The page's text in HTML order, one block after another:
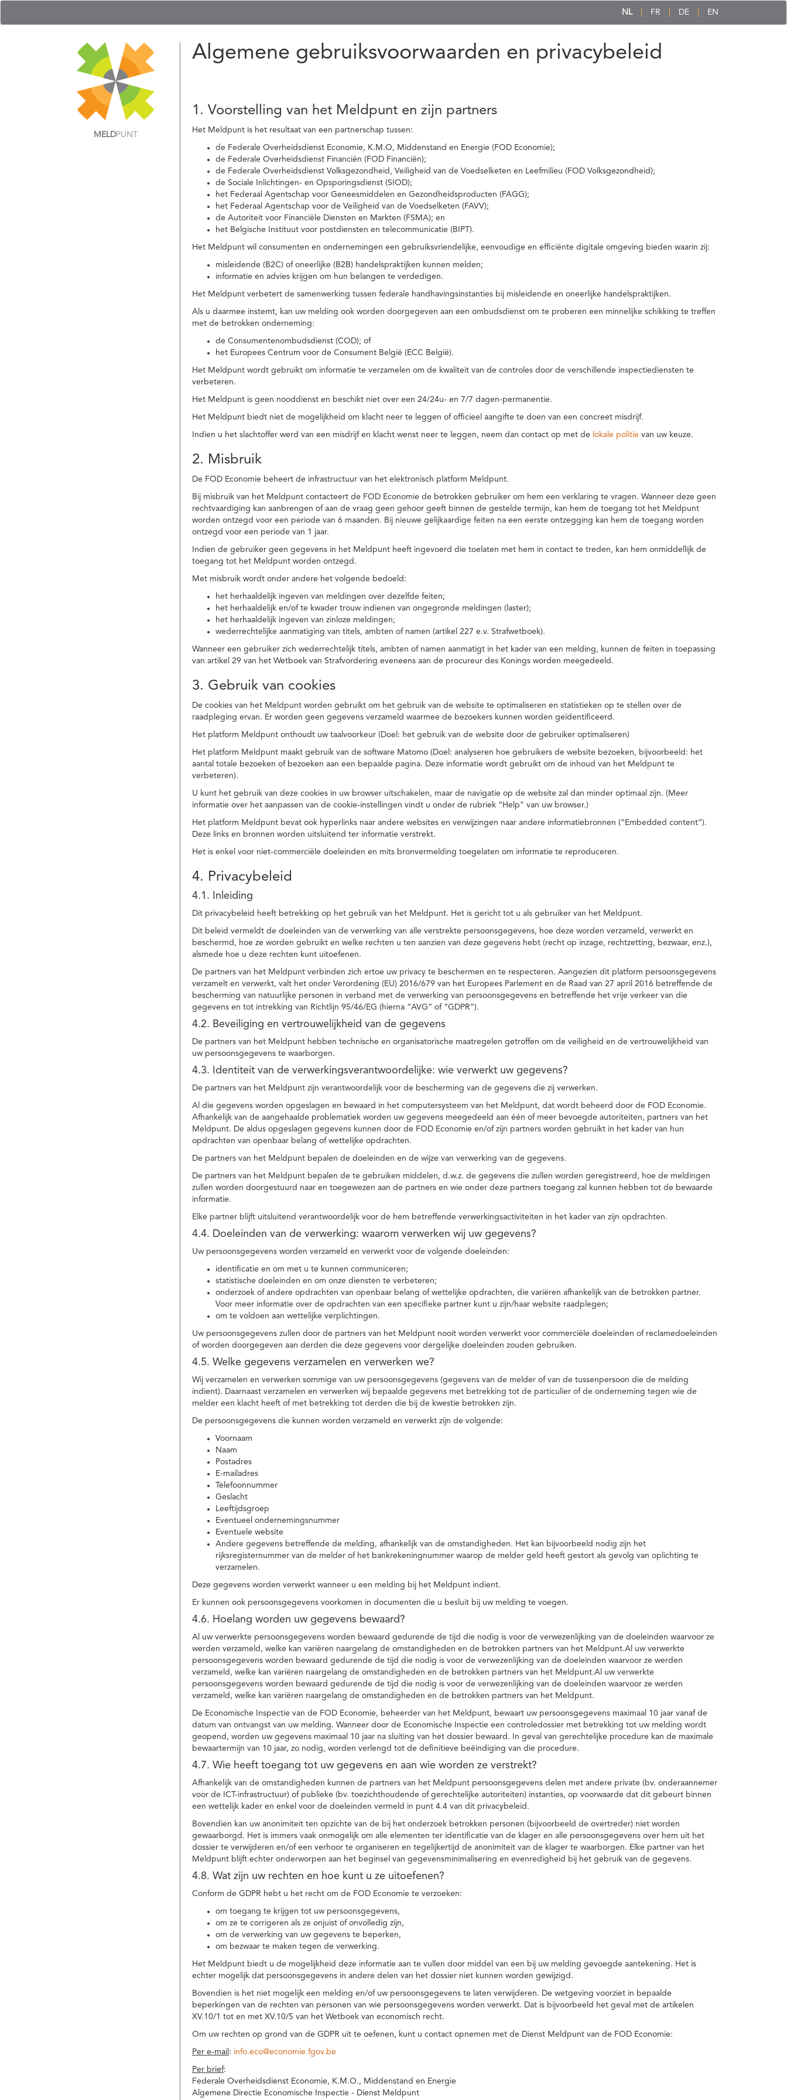
NL FR DE EN
MELDPUNT
Algemene gebruiksvoorwaarden en privacybeleid
1. Voorstelling van het Meldpunt en zijn partners
Het Meldpunt is het resultaat van een partnerschap tussen:
de Federale Overheidsdienst Economie, K.M.O, Middenstand en Energie (FOD Economie);
de Federale Overheidsdienst Financiën (FOD Financiën);
de Federale Overheidsdienst Volksgezondheid, Veiligheid van de Voedselketen en Leefmilieu (FOD Volksgezondheid);
de Sociale Inlichtingen- en Opsporingsdienst (SIOD);
het Federaal Agentschap voor Geneesmiddelen en Gezondheidsproducten (FAGG);
het Federaal Agentschap voor de Veiligheid van de Voedselketen (FAVV);
de Autoriteit voor Financiële Diensten en Markten (FSMA); en
het Belgische Instituut voor postdiensten en telecommunicatie (BIPT).
Het Meldpunt wil consumenten en ondernemingen een gebruiksvriendelijke, eenvoudige en efficiënte digitale omgeving bieden waarin zij:
misleidende (B2C) of oneerlijke (B2B) handelspraktijken kunnen melden;
informatie en advies krijgen om hun belangen te verdedigen.
Het Meldpunt verbetert de samenwerking tussen federale handhavingsinstanties bij misleidende en oneerlijke handelspraktijken.
Als u daarmee instemt, kan uw melding ook worden doorgegeven aan een ombudsdienst om te proberen een minnelijke schikking te treffen
met de betrokken onderneming:
de Consumentenombudsdienst (COD); of
het Europees Centrum voor de Consument België (ECC België).
Het Meldpunt wordt gebruikt om informatie te verzamelen om de kwaliteit van de controles door de verschillende inspectiediensten te
verbeteren.
Het Meldpunt is geen nooddienst en beschikt niet over een 24/24u- en 7/7 dagen-permanentie.
Het Meldpunt biedt niet de mogelijkheid om klacht neer te leggen of officieel aangifte te doen van een concreet misdrijf.
Indien u het slachtoffer werd van een misdrijf en klacht wenst neer te leggen, neem dan contact op met de lokale politie van uw keuze.
2. Misbruik
De FOD Economie beheert de infrastructuur van het elektronisch platform Meldpunt.
Bij misbruik van het Meldpunt contacteert de FOD Economie de betrokken gebruiker om hem een verklaring te vragen. Wanneer deze geen
rechtvaardiging kan aanbrengen of aan de vraag geen gehoor geeft binnen de gestelde termijn, kan hem de toegang tot het Meldpunt
worden ontzegd voor een periode van 6 maanden. Bij nieuwe gelijkaardige feiten na een eerste ontzegging kan hem de toegang worden
ontzegd voor een periode van 1 jaar.
Indien de gebruiker geen gegevens in het Meldpunt heeft ingevoerd die toelaten met hem in contact te treden, kan hem onmiddellijk de
toegang tot het Meldpunt worden ontzegd.
Met misbruik wordt onder andere het volgende bedoeld:
het herhaaldelijk ingeven van meldingen over dezelfde feiten;
het herhaaldelijk en/of te kwader trouw indienen van ongegronde meldingen (laster);
het herhaaldelijk ingeven van zinloze meldingen;
wederrechtelijke aanmatiging van titels, ambten of namen (artikel 227 e.v. Strafwetboek).
Wanneer een gebruiker zich wederrechtelijk titels, ambten of namen aanmatigt in het kader van een melding, kunnen de feiten in toepassing
van artikel 29 van het Wetboek van Strafvordering eveneens aan de procureur des Konings worden meegedeeld.
3. Gebruik van cookies
De cookies van het Meldpunt worden gebruikt om het gebruik van de website te optimaliseren en statistieken op te stellen over de
raadpleging ervan. Er worden geen gegevens verzameld waarmee de bezoekers kunnen worden geïdentificeerd.
Het platform Meldpunt onthoudt uw taalvoorkeur (Doel: het gebruik van de website door de gebruiker optimaliseren)
Het platform Meldpunt maakt gebruik van de software Matomo (Doel: analyseren hoe gebruikers de website bezoeken, bijvoorbeeld: het
aantal totale bezoeken of bezoeken aan een bepaalde pagina. Deze informatie wordt gebruikt om de inhoud van het Meldpunt te
verbeteren).
U kunt het gebruik van deze cookies in uw browser uitschakelen, maar de navigatie op de website zal dan minder optimaal zijn. (Meer
informatie over het aanpassen van de cookie-instellingen vindt u onder de rubriek “Help” van uw browser.)
Het platform Meldpunt bevat ook hyperlinks naar andere websites en verwijzingen naar andere informatiebronnen (“Embedded content”).
Deze links en bronnen worden uitsluitend ter informatie verstrekt.
Het is enkel voor niet-commerciële doeleinden en mits bronvermelding toegelaten om informatie te reproduceren.
4. Privacybeleid
4.1. Inleiding
Dit privacybeleid heeft betrekking op het gebruik van het Meldpunt. Het is gericht tot u als gebruiker van het Meldpunt.
Dit beleid vermeldt de doeleinden van de verwerking van alle verstrekte persoonsgegevens, hoe deze worden verzameld, verwerkt en
beschermd, hoe ze worden gebruikt en welke rechten u ten aanzien van deze gegevens hebt (recht op inzage, rechtzetting, bezwaar, enz.),
alsmede hoe u deze rechten kunt uitoefenen.
De partners van het Meldpunt verbinden zich ertoe uw privacy te beschermen en te respecteren. Aangezien dit platform persoonsgegevens
verzamelt en verwerkt, valt het onder Verordening (EU) 2016/679 van het Europees Parlement en de Raad van 27 april 2016 betreffende de
bescherming van natuurlijke personen in verband met de verwerking van persoonsgegevens en betreffende het vrije verkeer van die
gegevens en tot intrekking van Richtlijn 95/46/EG (hierna “AVG” of “GDPR”).
4.2. Beveiliging en vertrouwelijkheid van de gegevens
De partners van het Meldpunt hebben technische en organisatorische maatregelen getroffen om de veiligheid en de vertrouwelijkheid van
uw persoonsgegevens te waarborgen.
4.3. Identiteit van de verwerkingsverantwoordelijke: wie verwerkt uw gegevens?
De partners van het Meldpunt zijn verantwoordelijk voor de bescherming van de gegevens die zij verwerken.
Al die gegevens worden opgeslagen en bewaard in het computersysteem van het Meldpunt, dat wordt beheerd door de FOD Economie.
Afhankelijk van de aangehaalde problematiek worden uw gegevens meegedeeld aan één of meer bevoegde autoriteiten, partners van het
Meldpunt. De aldus opgeslagen gegevens kunnen door de FOD Economie en/of zijn partners worden gebruikt in het kader van hun
opdrachten van openbaar belang of wettelijke opdrachten.
De partners van het Meldpunt bepalen de doeleinden en de wijze van verwerking van de gegevens.
De partners van het Meldpunt bepalen de te gebruiken middelen, d.w.z. de gegevens die zullen worden geregistreerd, hoe de meldingen
zullen worden doorgestuurd naar en toegewezen aan de partners en wie onder deze partners toegang zal kunnen hebben tot de bewaarde
informatie.
Elke partner blijft uitsluitend verantwoordelijk voor de hem betreffende verwerkingsactiviteiten in het kader van zijn opdrachten.
4.4. Doeleinden van de verwerking: waarom verwerken wij uw gegevens?
Uw persoonsgegevens worden verzameld en verwerkt voor de volgende doeleinden:
identificatie en om met u te kunnen communiceren;
statistische doeleinden en om onze diensten te verbeteren;
onderzoek of andere opdrachten van openbaar belang of wettelijke opdrachten, die variëren afhankelijk van de betrokken partner.
Voor meer informatie over de opdrachten van een specifieke partner kunt u zijn/haar website raadplegen;
om te voldoen aan wettelijke verplichtingen.
Uw persoonsgegevens zullen door de partners van het Meldpunt nooit worden verwerkt voor commerciële doeleinden of reclamedoeleinden
of worden doorgegeven aan derden die deze gegevens voor dergelijke doeleinden zouden gebruiken.
4.5. Welke gegevens verzamelen en verwerken we?
Wij verzamelen en verwerken sommige van uw persoonsgegevens (gegevens van de melder of van de tussenpersoon die de melding
indient). Daarnaast verzamelen en verwerken wij bepaalde gegevens met betrekking tot de particulier of de onderneming tegen wie de
melder een klacht heeft of met betrekking tot derden die bij de kwestie betrokken zijn.
De persoonsgegevens die kunnen worden verzameld en verwerkt zijn de volgende:
Voornaam
Naam
Postadres
E-mailadres
Telefoonnummer
Geslacht
Leeftijdsgroep
Eventueel ondernemingsnummer
Eventuele website
Andere gegevens betreffende de melding, afhankelijk van de omstandigheden. Het kan bijvoorbeeld nodig zijn het
rijksregisternummer van de melder of het bankrekeningnummer waarop de melder geld heeft gestort als gevolg van oplichting te
verzamelen.
Deze gegevens worden verwerkt wanneer u een melding bij het Meldpunt indient.
Er kunnen ook persoonsgegevens voorkomen in documenten die u besluit bij uw melding te voegen.
4.6. Hoelang worden uw gegevens bewaard?
Al uw verwerkte persoonsgegevens worden bewaard gedurende de tijd die nodig is voor de verwezenlijking van de doeleinden waarvoor ze
werden verzameld, welke kan variëren naargelang de omstandigheden en de betrokken partners van het Meldpunt.Al uw verwerkte
persoonsgegevens worden bewaard gedurende de tijd die nodig is voor de verwezenlijking van de doeleinden waarvoor ze werden
verzameld, welke kan variëren naargelang de omstandigheden en de betrokken partners van het Meldpunt.Al uw verwerkte
persoonsgegevens worden bewaard gedurende de tijd die nodig is voor de verwezenlijking van de doeleinden waarvoor ze werden
verzameld, welke kan variëren naargelang de omstandigheden en de betrokken partners van het Meldpunt.
De Economische Inspectie van de FOD Economie, beheerder van het Meldpunt, bewaart uw persoonsgegevens maximaal 10 jaar vanaf de
datum van ontvangst van uw melding. Wanneer door de Economische Inspectie een controledossier met betrekking tot uw melding wordt
geopend, worden uw gegevens maximaal 10 jaar na sluiting van het dossier bewaard. In geval van gerechtelijke procedure kan de maximale
bewaartermijn van 10 jaar, zo nodig, worden verlengd tot de definitieve beëindiging van die procedure.
4.7. Wie heeft toegang tot uw gegevens en aan wie worden ze verstrekt?
Afhankelijk van de omstandigheden kunnen de partners van het Meldpunt persoonsgegevens delen met andere private (bv. onderaannemer
voor de ICT-infrastructuur) of publieke (bv. toezichthoudende of gerechtelijke autoriteiten) instanties, op voorwaarde dat dit gebeurt binnen
een wettelijk kader en enkel voor de doeleinden vermeld in punt 4.4 van dit privacybeleid.
Bovendien kan uw anonimiteit ten opzichte van de bij het onderzoek betrokken personen (bijvoorbeeld de overtreder) niet worden
gewaarborgd. Het is immers vaak onmogelijk om alle elementen ter identificatie van de klager en alle persoonsgegevens over hem uit het
dossier te verwijderen en/of een verhoor te organiseren en tegelijkertijd de anonimiteit van de klager te waarborgen. Elke partner van het
Meldpunt blijft echter onderworpen aan het beginsel van gegevensminimalisering en evenredigheid bij het gebruik van de gegevens.
4.8. Wat zijn uw rechten en hoe kunt u ze uitoefenen?
Conform de GDPR hebt u het recht om de FOD Economie te verzoeken:
om toegang te krijgen tot uw persoonsgegevens,
om ze te corrigeren als ze onjuist of onvolledig zijn,
om de verwerking van uw gegevens te beperken,
om bezwaar te maken tegen de verwerking.
Het Meldpunt biedt u de mogelijkheid deze informatie aan te vullen door middel van een bij uw melding gevoegde aantekening. Het is
echter mogelijk dat persoonsgegevens in andere delen van het dossier niet kunnen worden gewijzigd.
Bovendien is het niet mogelijk een melding en/of uw persoonsgegevens te laten verwijderen. De wetgeving voorziet in bepaalde
beperkingen van de rechten van personen van wie persoonsgegevens worden verwerkt. Dat is bijvoorbeeld het geval met de artikelen
XV.10/1 tot en met XV.10/5 van het Wetboek van economisch recht.
Om uw rechten op grond van de GDPR uit te oefenen, kunt u contact opnemen met de Dienst Meldpunt van de FOD Economie:
Per e-mail : info.eco@economie.fgov.be
Per brief:
Federale Overheidsdienst Economie, K.M.O., Middenstand en Energie
Algemene Directie Economische Inspectie - Dienst Meldpunt